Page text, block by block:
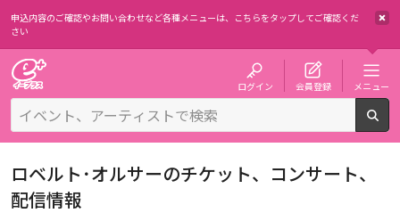
申込内容のご確認やお問い合わせなど各種メニューは、 こちらをタップしてご確認くだ
さい
ログイン 会員登録 メニュー
ロベルト･オルサーのチケット、コンサート、
配信情報